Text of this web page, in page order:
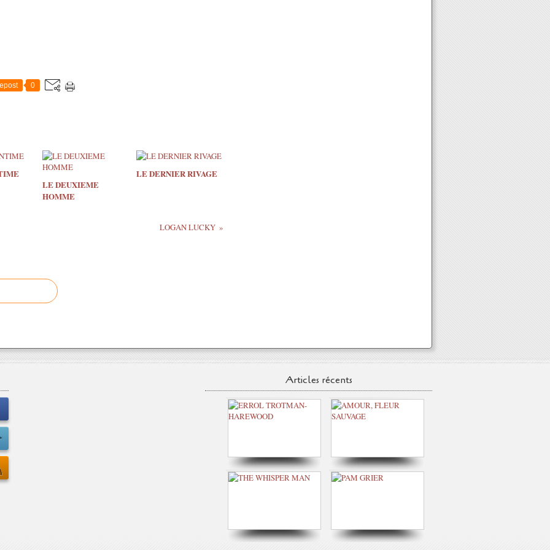
0
LE DEUXIEME
HOMME
LE DERNIER RIVAGE
LOGAN LUCKY
Articles récents